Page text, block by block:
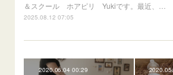
＆スクール ホアピリ Yukiです。最近、…
2025.08.12 07:05
2020.06.04 00:29